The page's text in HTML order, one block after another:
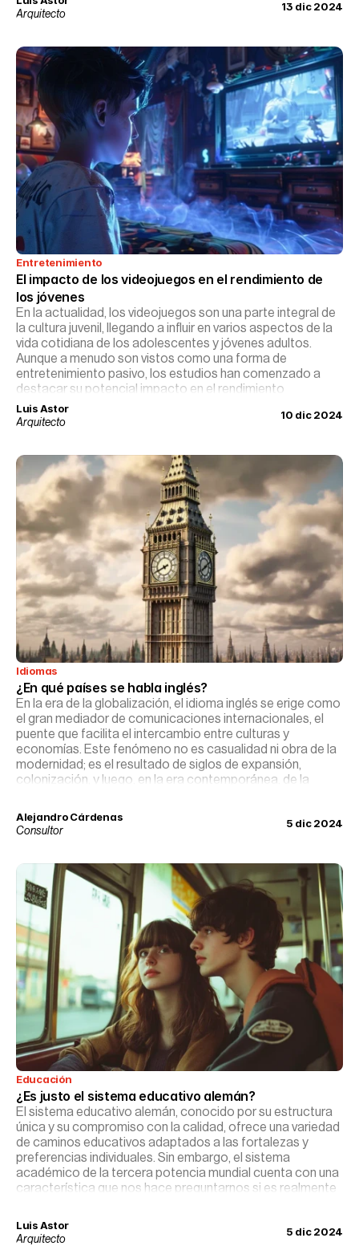
Arquitecto
13 dic 2024
Entretenimiento
El impacto de los videojuegos en el rendimiento de
los jóvenes
En la actualidad, los videojuegos son una parte integral de
la cultura juvenil, llegando a influir en varios aspectos de la
vida cotidiana de los adolescentes y jóvenes adultos.
Aunque a menudo son vistos como una forma de
entretenimiento pasivo, los estudios han comenzado a
destacar su potencial impacto en el rendimiento
académico y el desarrollo cognitivo.
Luis Astor
Arquitecto
10 dic 2024
Idiomas
¿En qué países se habla inglés?
En la era de la globalización, el idioma inglés se erige como
el gran mediador de comunicaciones internacionales, el
puente que facilita el intercambio entre culturas y
economías. Este fenómeno no es casualidad ni obra de la
modernidad; es el resultado de siglos de expansión,
colonización, y luego, en la era contemporánea, de la
en el escenario mundial.
Alejandro Cárdenas
Consultor
5 dic 2024
Educación
¿Es justo el sistema educativo alemán?
El sistema educativo alemán, conocido por su estructura
única y su compromiso con la calidad, ofrece una variedad
de caminos educativos adaptados a las fortalezas y
preferencias individuales. Sin embargo, el sistema
académico de la tercera potencia mundial cuenta con una
característica que nos hace preguntarnos si es realmente
nuestros centros.
Luis Astor
Arquitecto
5 dic 2024